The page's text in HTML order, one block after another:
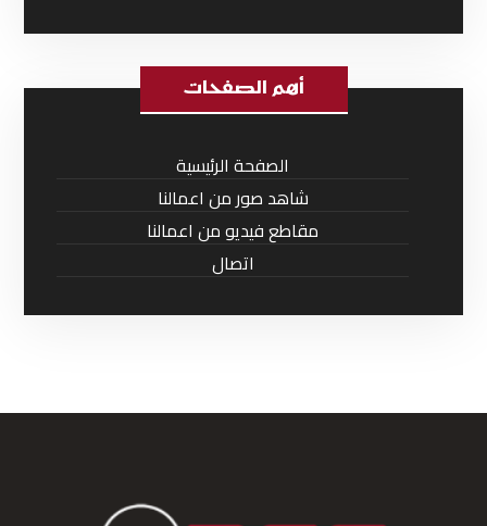
أهم الصفحات
الصفحة الرئيسية
شاهد صور من اعمالنا
مقاطع فيديو من اعمالنا
اتصال